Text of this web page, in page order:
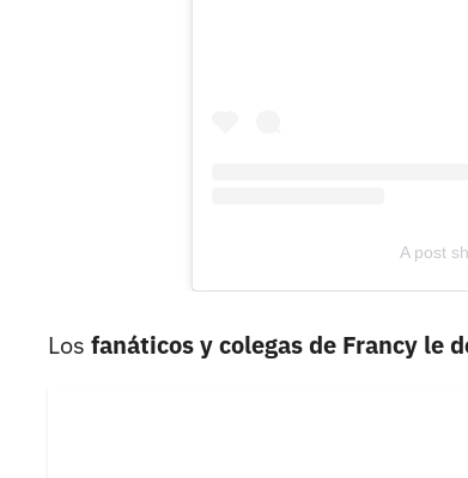
A post
Los fanáticos y colegas de Francy le